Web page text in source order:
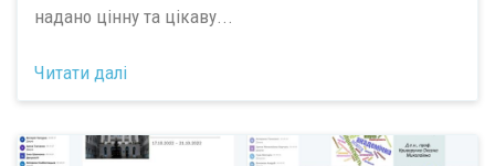
надано цінну та цікаву...
Читати далі